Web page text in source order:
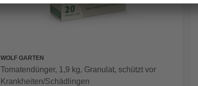
WOLF GARTEN
Tomatendünger, 1,9 kg, Granulat, schützt vor
Krankheiten/Schädlingen